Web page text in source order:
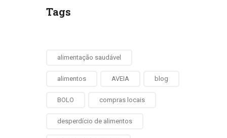
Tags
alimentação saudável
alimentos AVEIA blog
BOLO compras locais
desperdício de alimentos